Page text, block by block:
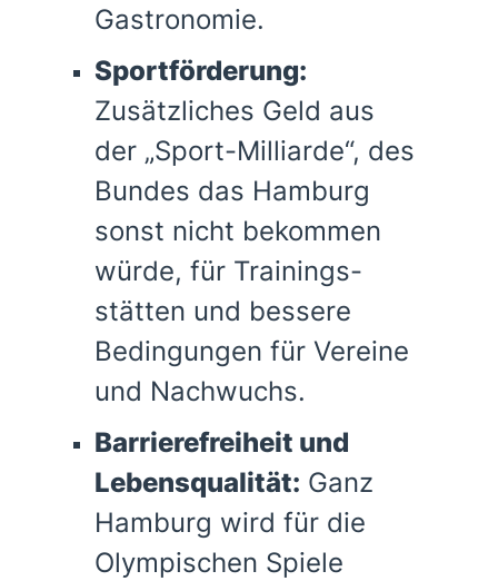
Gastronomie.
Sportförderung:
Zusätzliches Geld aus
der „Sport-Milliarde“, des
Bundes das Hamburg
sonst nicht bekommen
würde, für Trainings-
stätten und bessere
Bedingungen für Vereine
und Nachwuchs.
Barrierefreiheit und
Lebensqualität: Ganz
Hamburg wird für die
Olympischen Spiele